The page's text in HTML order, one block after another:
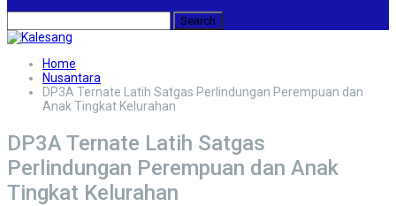
Home
Nusantara
DP3A Ternate Latih Satgas Perlindungan Perempuan dan
Anak Tingkat Kelurahan
DP3A Ternate Latih Satgas
Perlindungan Perempuan dan Anak
Tingkat Kelurahan